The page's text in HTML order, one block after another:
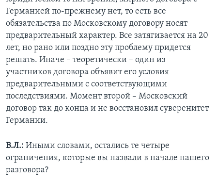
Германией по-прежнему нет, то есть все
обязательства по Московскому договору носят
предварительный характер. Все затягивается на 20
лет, но рано или поздно эту проблему придется
решать. Иначе – теоретически – один из
участников договора объявит его условия
предварительными с соответствующими
последствиями. Момент второй – Московский
договор так до конца и не восстановил суверенитет
Германии.
В.Л.: Иными словами, остались те четыре
ограничения, которые вы назвали в начале нашего
разговора?